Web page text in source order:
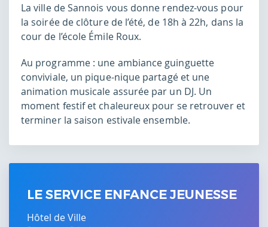
La ville de Sannois vous donne rendez-vous pour
la soirée de clôture de l’été, de 18h à 22h, dans la
cour de l’école Émile Roux.
Au programme : une ambiance guinguette
conviviale, un pique-nique partagé et une
animation musicale assurée par un DJ. Un
moment festif et chaleureux pour se retrouver et
terminer la saison estivale ensemble.
LE SERVICE ENFANCE JEUNESSE
Hôtel de Ville